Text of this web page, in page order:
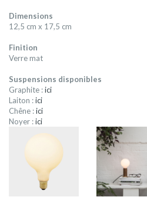
Dimensions
12,5 cm x 17,5 cm
Finition
Verre mat
Suspensions disponibles
Graphite :ici
Laiton :ici
Chêne :ici
Noyer :ici